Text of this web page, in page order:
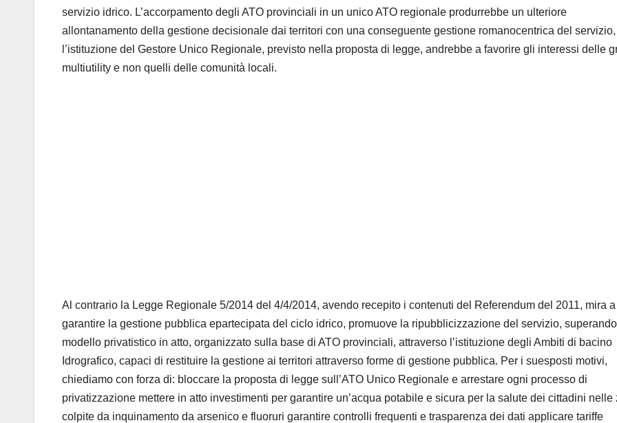
servizio idrico. L’accorpamento degli ATO provinciali in un unico ATO regionale produrrebbe un ulteriore
allontanamento della gestione decisionale dai territori con una conseguente gestione romanocentrica del
l’istituzione del Gestore Unico Regionale, previsto nella proposta di legge, andrebbe a favorire gli interessi delle
multiutility e non quelli delle comunità locali.
Al contrario la Legge Regionale 5/2014 del 4/4/2014, avendo recepito i contenuti del Referendum del 2011, mira a
garantire la gestione pubblica epartecipata del ciclo idrico, promuove la ripubblicizzazione del servizio, superando
modello privatistico in atto, organizzato sulla base di ATO provinciali, attraverso l’istituzione degli Ambiti di bacino
Idrografico, capaci di restituire la gestione ai territori attraverso forme di gestione pubblica. Per i suesposti motivi,
chiediamo con forza di: bloccare la proposta di legge sull’ATO Unico Regionale e arrestare ogni processo di
privatizzazione mettere in atto investimenti per garantire un’acqua potabile e sicura per la salute dei cittadini nelle
colpite da inquinamento da arsenico e fluoruri garantire controlli frequenti e trasparenza dei dati applicare tariffe